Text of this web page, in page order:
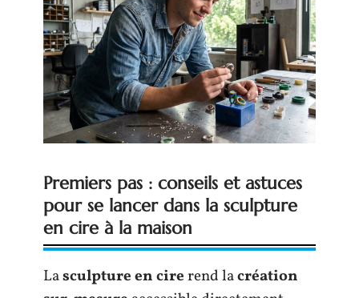
Premiers pas : conseils et astuces
pour se lancer dans la sculpture
en cire à la maison
Lasculpture en cirerend lacréation